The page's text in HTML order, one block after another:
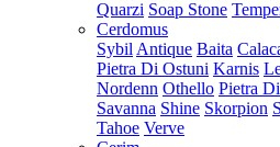
Quarzi Soap Stone
Cerdomus
Sybil Antique Baita
Pietra Di Ostuni Karnis
Nordenn Othello Pietra
Savanna Shine Skorpion
Tahoe Verve